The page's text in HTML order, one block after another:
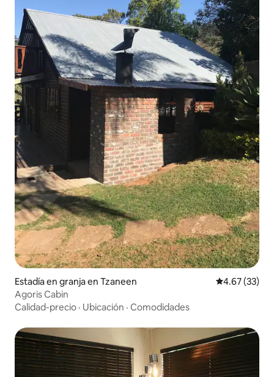
Estadía en granja en Tzaneen Calificación
4.67 (33)
Agoris Cabin
Calidad-precio · Ubicación · Comodidades